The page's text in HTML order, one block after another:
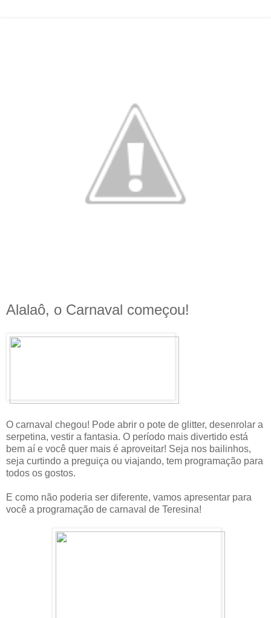
Alalaô, o Carnaval começou!
O carnaval chegou! Pode abrir o pote de glitter, desenrolar a
serpetina, vestir a fantasia. O período mais divertido está
bem aí e você quer mais é aproveitar! Seja nos bailinhos,
seja curtindo a preguiça ou viajando, tem programação para
todos os gostos.
E como não poderia ser diferente, vamos apresentar para
você a programação de carnaval de Teresina!